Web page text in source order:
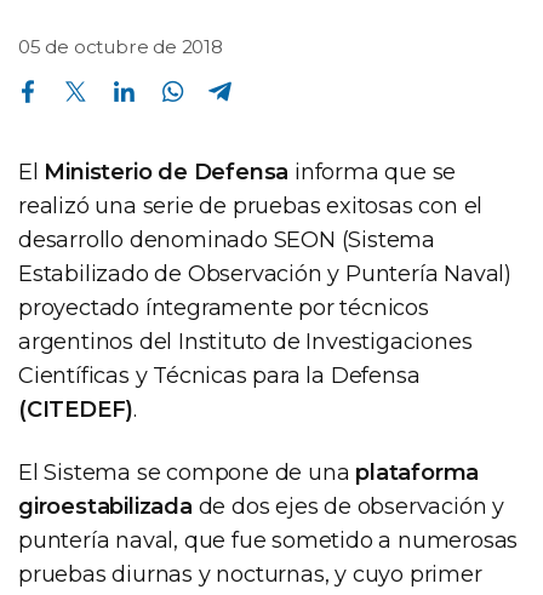
05 de octubre de 2018
Compartir en Facebook Compartir en Twitter Compartir en Linkedin Compartir en Whatsapp
El Ministerio de Defensa informa que se
realizó una serie de pruebas exitosas con el
desarrollo denominado SEON (Sistema
Estabilizado de Observación y Puntería Naval)
proyectado íntegramente por técnicos
argentinos del Instituto de Investigaciones
Científicas y Técnicas para la Defensa
(CITEDEF).
El Sistema se compone de una plataforma
giroestabilizada de dos ejes de observación y
puntería naval, que fue sometido a numerosas
pruebas diurnas y nocturnas, y cuyo primer